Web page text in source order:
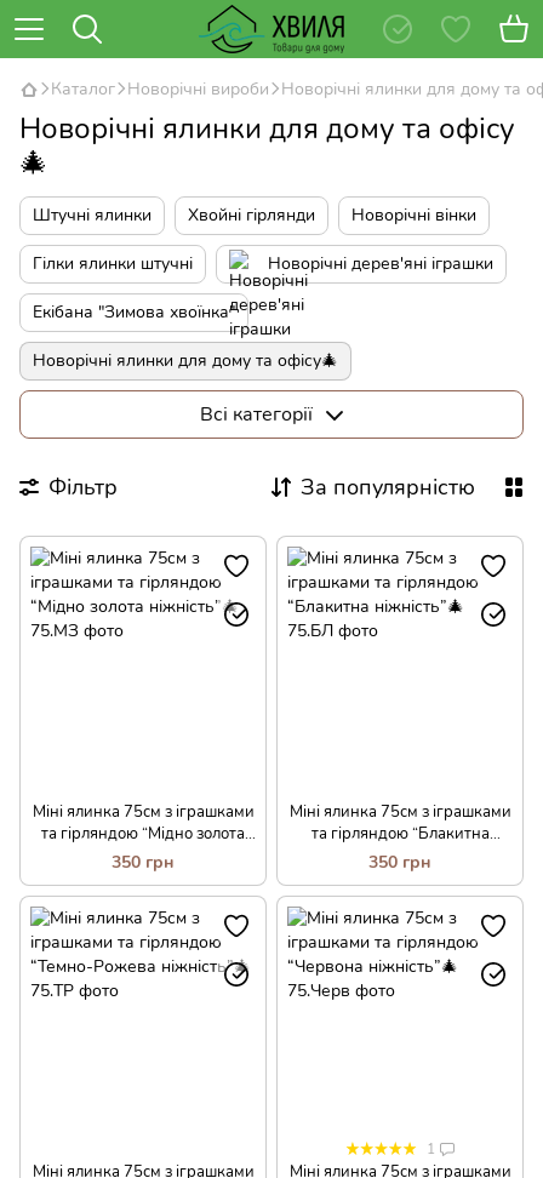
Каталог Новорічні вироби Новорічні ялинки для дому та
Новорічні ялинки для дому та офісу
🎄
Штучні ялинки Хвойні гірлянди Новорічні вінки
Гілки ялинки штучні Новорічні дерев'яні іграшки
Екібана "Зимова хвоїнка"
Новорічні ялинки для дому та офісу🎄
Всі категорії
Фільтр За популярністю
Міні ялинка 75см з іграшками
та гірляндою “Мідно золота
ніжність”🎄
350 грн
Міні ялинка 75см з іграшками
та гірляндою “Блакитна
ніжність”🎄
350 грн
Міні ялинка 75см з іграшками
1
Міні ялинка 75см з іграшками